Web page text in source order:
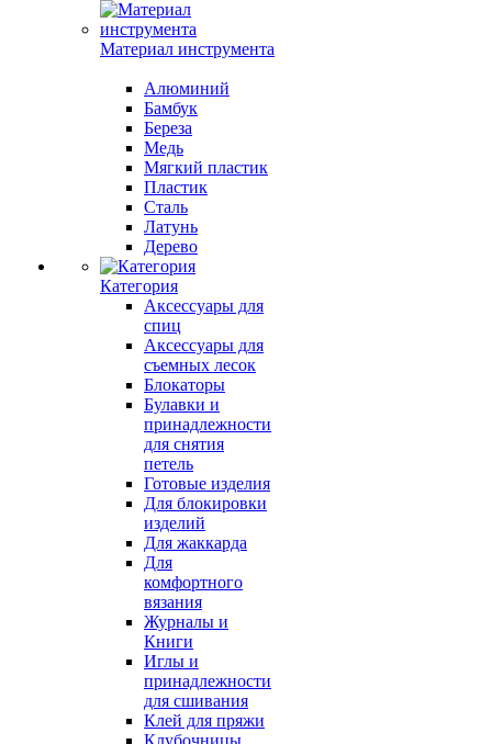
Материал инструмента
Алюминий
Бамбук
Береза
Медь
Мягкий пластик
Пластик
Сталь
Латунь
Дерево
Категория
Аксессуары для
спиц
Аксессуары для
съемных лесок
Блокаторы
Булавки и
принадлежности
для снятия
петель
Готовые изделия
Для блокировки
изделий
Для жаккарда
Для
комфортного
вязания
Журналы и
Книги
Иглы и
принадлежности
для сшивания
Клей для пряжи
Клубочницы